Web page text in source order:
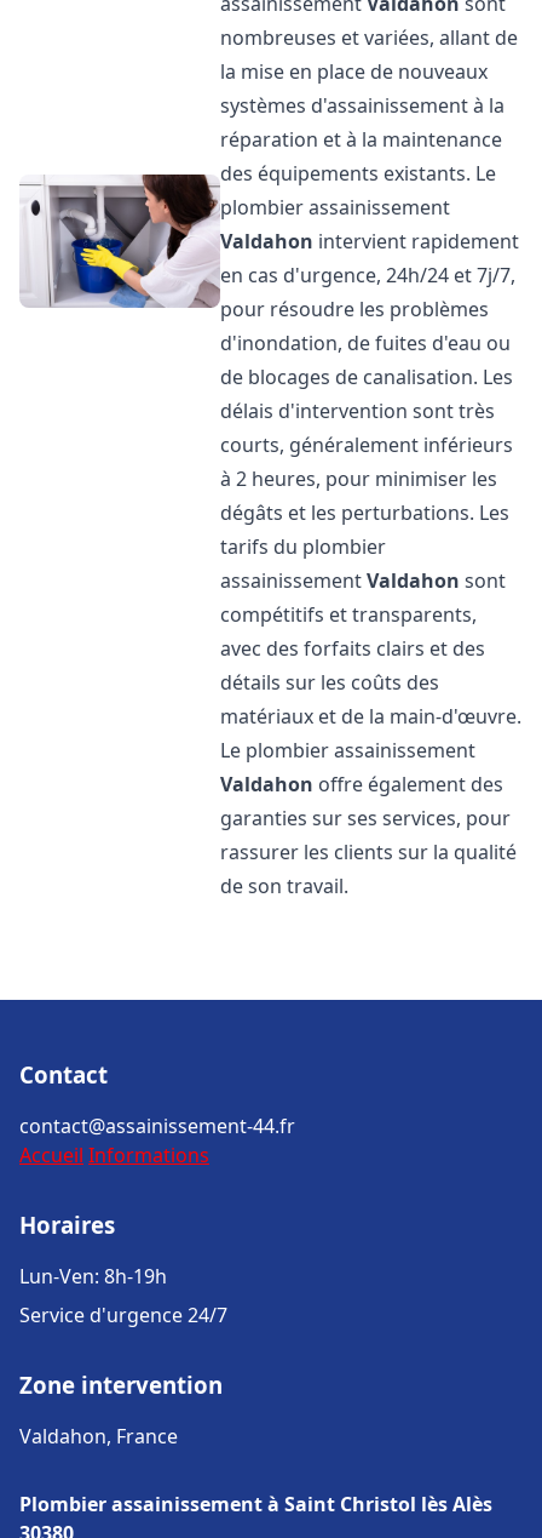
nombreuses et variées, allant de
la mise en place de nouveaux
systèmes d'assainissement à la
réparation et à la maintenance
des équipements existants. Le
plombier assainissement
Valdahon intervient rapidement
en cas d'urgence, 24h/24 et 7j/7,
pour résoudre les problèmes
d'inondation, de fuites d'eau ou
de blocages de canalisation. Les
délais d'intervention sont très
courts, généralement inférieurs
à 2 heures, pour minimiser les
dégâts et les perturbations. Les
tarifs du plombier
assainissementValdahon sont
compétitifs et transparents,
avec des forfaits clairs et des
détails sur les coûts des
matériaux et de la main-d'œuvre.
Le plombier assainissement
Valdahon offre également des
garanties sur ses services, pour
rassurer les clients sur la qualité
de son travail.
Contact
contact@assainissement-44.fr
Accueil Informations
Horaires
Lun-Ven: 8h-19h
Service d'urgence 24/7
Zone intervention
Valdahon, France
Plombier assainissement à Saint Christol lès Alès